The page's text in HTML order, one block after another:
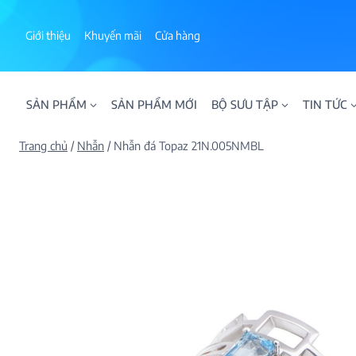
Giới thiệu Khuyến mãi Cửa hàng
SẢN PHẨM SẢN PHẨM MỚI BỘ SƯU TẬP
BST NHẪN NAM
BST SWEETIES
FAMILY
TIN TỨC
Trang chủ / Nhẫn / Nhẫn đá Topaz 21N.005NMBL